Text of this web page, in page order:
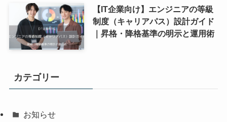
【IT企業向け】エンジニアの等級
制度（キャリアパス）設計ガイド
｜昇格・降格基準の明示と運用術
カテゴリー
お知らせ